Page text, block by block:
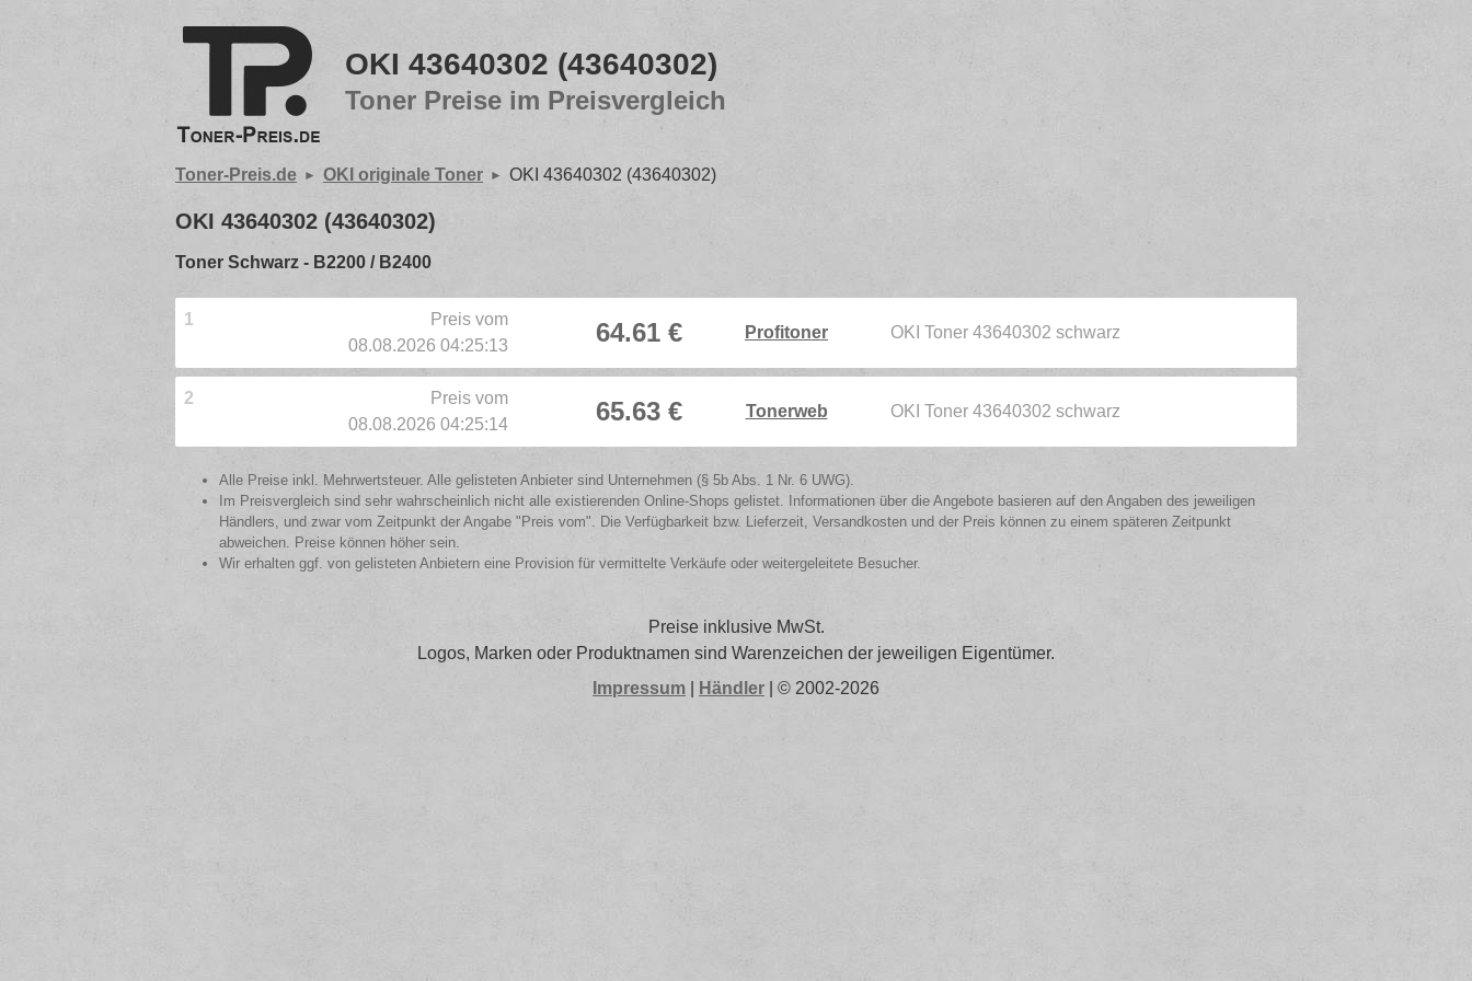
OKI 43640302 (43640302)
Toner Preise im Preisvergleich
Toner-Preis.de OKI originale Toner OKI 43640302 (43640302)
OKI 43640302 (43640302)
Toner Schwarz - B2200 / B2400
1
Preis vom
08.08.2026 04:25:13
64.61 € Profitoner OKI Toner 43640302 schwarz
2
Preis vom
08.08.2026 04:25:14
65.63 € Tonerweb OKI Toner 43640302 schwarz
Alle Preise inkl. Mehrwertsteuer. Alle gelisteten Anbieter sind Unternehmen (§ 5b Abs. 1 Nr. 6 UWG).
Im Preisvergleich sind sehr wahrscheinlich nicht alle existierenden Online-Shops gelistet. Informationen über die Angebote basieren auf den Angaben des jeweiligen
Händlers, und zwar vom Zeitpunkt der Angabe "Preis vom". Die Verfügbarkeit bzw. Lieferzeit, Versandkosten und der Preis können zu einem späteren Zeitpunkt
abweichen. Preise können höher sein.
Wir erhalten ggf. von gelisteten Anbietern eine Provision für vermittelte Verkäufe oder weitergeleitete Besucher.
Preise inklusive MwSt.
Logos, Marken oder Produktnamen sind Warenzeichen der jeweiligen Eigentümer.
Impressum
Händler | © 2002-2026